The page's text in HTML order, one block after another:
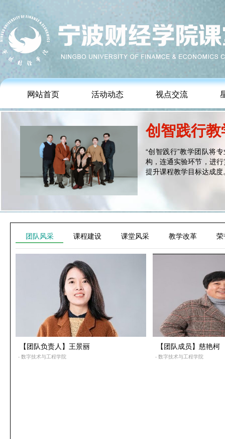
网站首页 活动动态 视点交流
创智践行教
“创智践行”教学团队将
构，连通实验环节，进
提升课程教学目标达成度
团队风采 课程建设 课堂风采 教学改革
【团队负责人】王景丽
- 数字技术与工程学院
【团队成员】慈艳柯
- 数字技术与工程学院